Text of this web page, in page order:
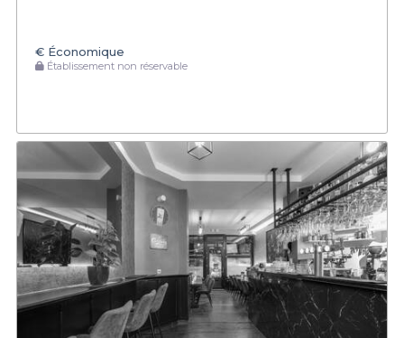
€ Économique
Établissement non réservable